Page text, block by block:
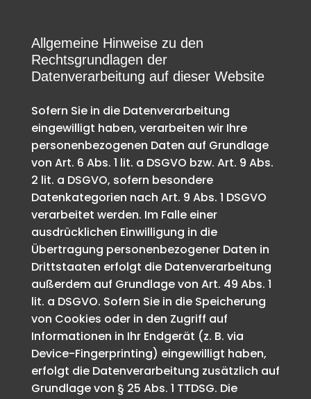
Allgemeine Hinweise zu den
Rechtsgrundlagen der
Datenverarbeitung auf dieser Website
Sofern Sie in die Datenverarbeitung
eingewilligt haben, verarbeiten wir Ihre
personenbezogenen Daten auf Grundlage
von Art. 6 Abs. 1 lit. a DSGVO bzw. Art. 9 Abs.
2 lit. a DSGVO, sofern besondere
Datenkategorien nach Art. 9 Abs. 1 DSGVO
verarbeitet werden. Im Falle einer
ausdrücklichen Einwilligung in die
Übertragung personenbezogener Daten in
Drittstaaten erfolgt die Datenverarbeitung
außerdem auf Grundlage von Art. 49 Abs. 1
lit. a DSGVO. Sofern Sie in die Speicherung
von Cookies oder in den Zugriff auf
Informationen in Ihr Endgerät (z. B. via
Device-Fingerprinting) eingewilligt haben,
erfolgt die Datenverarbeitung zusätzlich auf
Grundlage von § 25 Abs. 1 TTDSG. Die